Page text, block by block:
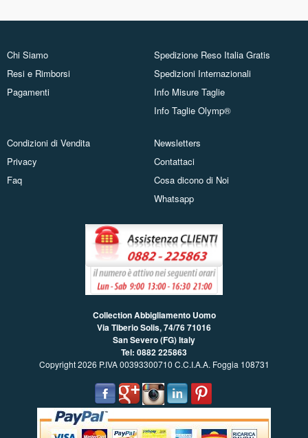
Chi Siamo
Resi e Rimborsi
Pagamenti
Spedizione Reso Italia Gratis
Spedizioni Internazionali
Info Misure Taglie
Info Taglie Olymp®
Condizioni di Vendita
Privacy
Faq
Newsletters
Contattaci
Cosa dicono di Noi
Whatsapp
Collection Abbigliamento Uomo
Via Tiberio Solis, 74/7671016
San Severo (FG) Italy
Tel: 0882 225863
Copyright 2026 P.IVA 00393300710 C.C.I.A.A. Foggia 108731